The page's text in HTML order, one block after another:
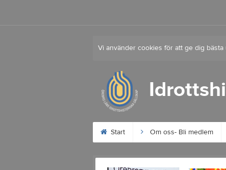
Vi använder cookies för att ge dig
Start Om oss- Bli medlem